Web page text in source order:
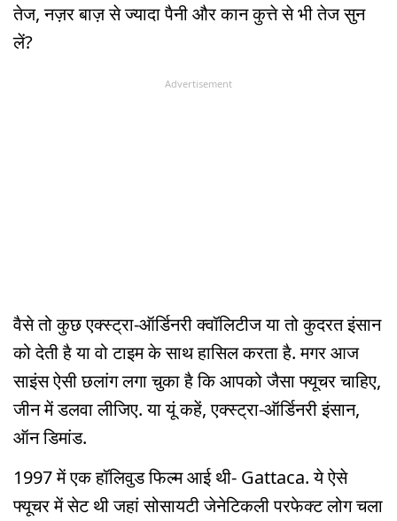
तेज, नज़र बाज़ से ज्यादा पैनी और कान कुत्ते से भी तेज सुन
लें?
Advertisement
वैसे तो कुछ एक्स्ट्रा-ऑर्डिनरी क्वॉलिटीज या तो कुदरत इंसान
को देती है या वो टाइम के साथ हासिल करता है. मगर आज
साइंस ऐसी छलांग लगा चुका है कि आपको जैसा फ्यूचर चाहिए,
जीन में डलवा लीजिए. या यूं कहें, एक्स्ट्रा-ऑर्डिनरी इंसान,
ऑन डिमांड.
1997 में एक हॉलिवुड फिल्म आई थी- Gattaca. ये ऐसे
फ्यूचर में सेट थी जहां सोसायटी जेनेटिकली परफेक्ट लोग चला